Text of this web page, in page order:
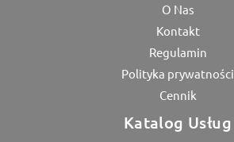
O Nas
Kontakt
Regulamin
Polityka prywatności
Cennik
Katalog Usług